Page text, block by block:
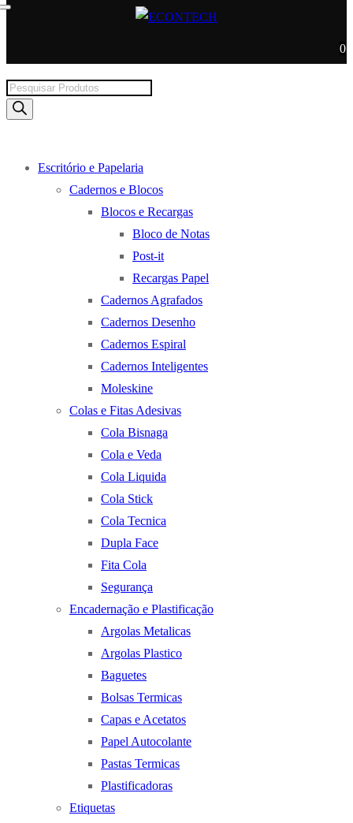
0
Products
search
Escritório e Papelaria
Cadernos e Blocos
Blocos e Recargas
Bloco de Notas
Post-it
Recargas Papel
Cadernos Agrafados
Cadernos Desenho
Cadernos Espiral
Cadernos Inteligentes
Moleskine
Colas e Fitas Adesivas
Cola Bisnaga
Cola e Veda
Cola Liquida
Cola Stick
Cola Tecnica
Dupla Face
Fita Cola
Segurança
Encadernação e Plastificação
Argolas Metalicas
Argolas Plastico
Baguetes
Bolsas Termicas
Capas e Acetatos
Papel Autocolante
Pastas Termicas
Plastificadoras
Etiquetas